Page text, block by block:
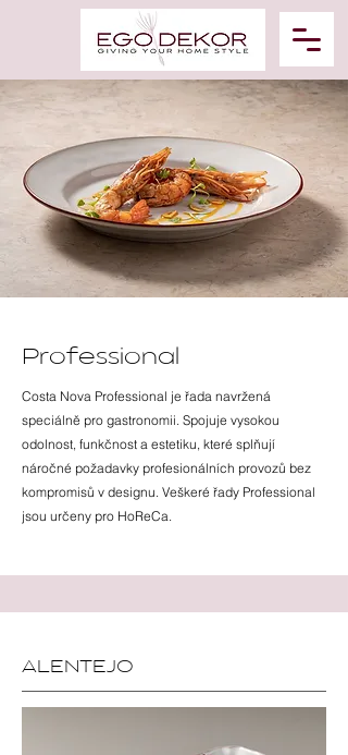
Professional
Costa Nova Professional je řada navržená
speciálně pro gastronomii. Spojuje vysokou
odolnost, funkčnost a estetiku, které splňují
náročné požadavky profesionálních provozů bez
kompromisů v designu. Veškeré řady Professional
jsou určeny pro HoReCa.
ALENTEJO